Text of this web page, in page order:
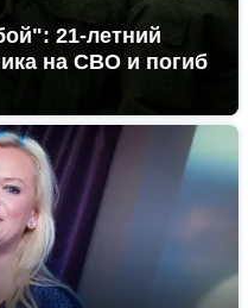
21-летний
на СВО и погиб